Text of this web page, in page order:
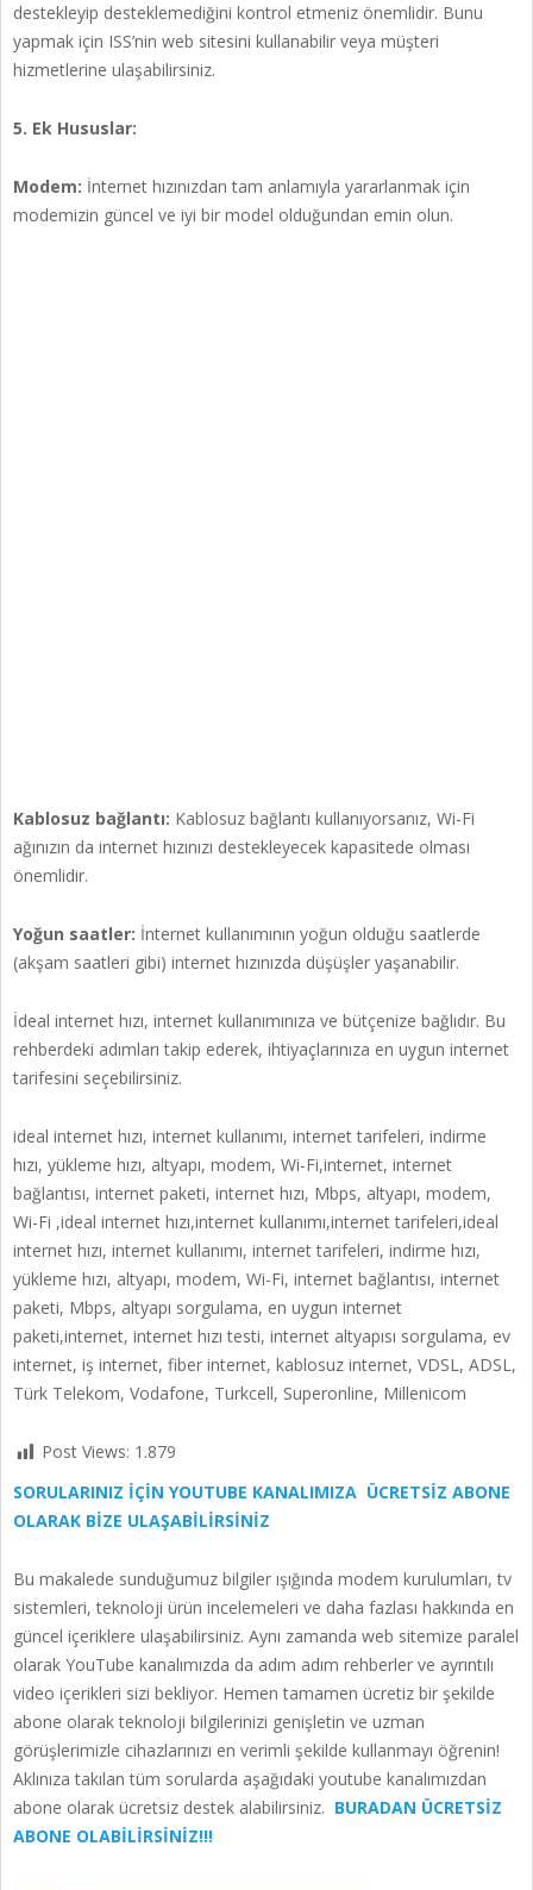
destekleyip desteklemediğini kontrol etmeniz önemlidir. Bunu
yapmak için ISS’nin web sitesini kullanabilir veya müşteri
hizmetlerine ulaşabilirsiniz.
5. Ek Hususlar:
Modem: İnternet hızınızdan tam anlamıyla yararlanmak için
modemizin güncel ve iyi bir model olduğundan emin olun.
Kablosuz bağlantı: Kablosuz bağlantı kullanıyorsanız, Wi-Fi
ağınızın da internet hızınızı destekleyecek kapasitede olması
önemlidir.
Yoğun saatler: İnternet kullanımının yoğun olduğu saatlerde
(akşam saatleri gibi) internet hızınızda düşüşler yaşanabilir.
İdeal internet hızı, internet kullanımınıza ve bütçenize bağlıdır. Bu
rehberdeki adımları takip ederek, ihtiyaçlarınıza en uygun internet
tarifesini seçebilirsiniz.
ideal internet hızı, internet kullanımı, internet tarifeleri, indirme
hızı, yükleme hızı, altyapı, modem, Wi-Fi,internet, internet
bağlantısı, internet paketi, internet hızı, Mbps, altyapı, modem,
Wi-Fi ,ideal internet hızı,internet kullanımı,internet tarifeleri,ideal
internet hızı, internet kullanımı, internet tarifeleri, indirme hızı,
yükleme hızı, altyapı, modem, Wi-Fi, internet bağlantısı, internet
paketi, Mbps, altyapı sorgulama, en uygun internet
paketi,internet, internet hızı testi, internet altyapısı sorgulama, ev
internet, iş internet, fiber internet, kablosuz internet, VDSL, ADSL,
Türk Telekom, Vodafone, Turkcell, Superonline, Millenicom
Post Views: 1.879
SORULARINIZ İÇİN YOUTUBE KANALIMIZA ÜCRETSİZ ABONE
OLARAK BİZE ULAŞABİLİRSİNİZ
Bu makalede sunduğumuz bilgiler ışığında modem kurulumları, tv
sistemleri, teknoloji ürün incelemeleri ve daha fazlası hakkında en
güncel içeriklere ulaşabilirsiniz. Aynı zamanda web sitemize paralel
olarak YouTube kanalımızda da adım adım rehberler ve ayrıntılı
video içerikleri sizi bekliyor. Hemen tamamen ücretiz bir şekilde
abone olarak teknoloji bilgilerinizi genişletin ve uzman
görüşlerimizle cihazlarınızı en verimli şekilde kullanmayı öğrenin!
Aklınıza takılan tüm sorularda aşağıdaki youtube kanalımızdan
abone olarak ücretsiz destek alabilirsiniz. BURADAN ÜCRETSİZ
ABONE OLABİLİRSİNİZ!!!